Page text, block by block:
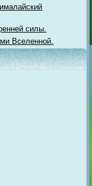
силы.
Вселенной.